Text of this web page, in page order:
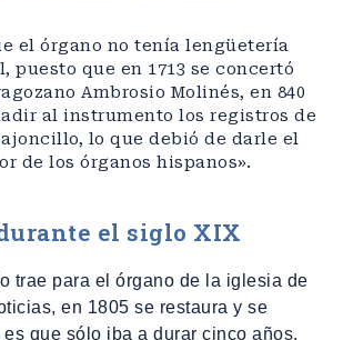
el órgano no tenía lengüetería
puesto que en 1713 se concertó
Ambrosio Molinés, en 840
al instrumento los registros de
lo que debió de darle el
de los órganos hispanos».
el siglo XIX
trae para el órgano de la iglesia de
en 1805 se restaura y se
que sólo iba a durar cinco años.